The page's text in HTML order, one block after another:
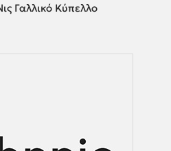
Γαλλικό Κύπελλο